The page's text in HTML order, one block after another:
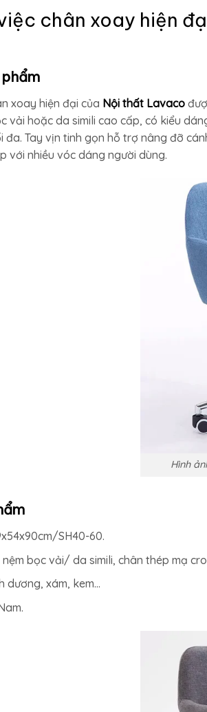
chân xoay hiện
xoay hiện đại của Nội thất Lavaco
vải hoặc da simili cao cấp, có kiểu
đa. Tay vịn tinh gọn hỗ trợ nâng đỡ
với nhiều vóc dáng người dùng.
Hình
SH40-60.
bọc vải/ da simili, chân thép mạ
dương, xám, kem…